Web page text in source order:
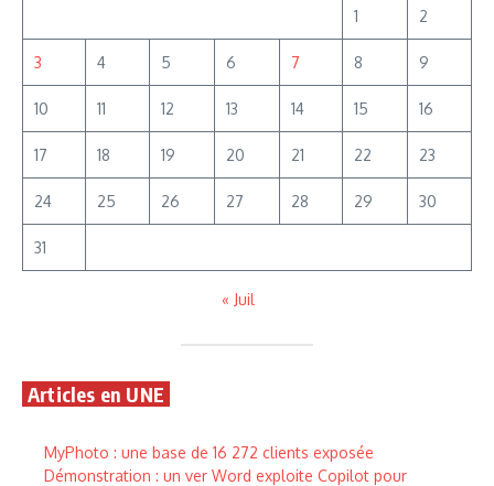
1 2
3 4 5 6 7 8 9
10 11 12 13 14 15 16
17 18 19 20 21 22 23
24 25 26 27 28 29 30
31
« Juil
Articles en UNE
MyPhoto : une base de 16 272 clients exposée
Démonstration : un ver Word exploite Copilot pour